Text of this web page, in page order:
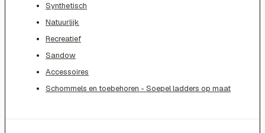
Synthetisch
Natuurlijk
Recreatief
Sandow
Accessoires
Schommels en toebehoren - Soepel ladders op maat